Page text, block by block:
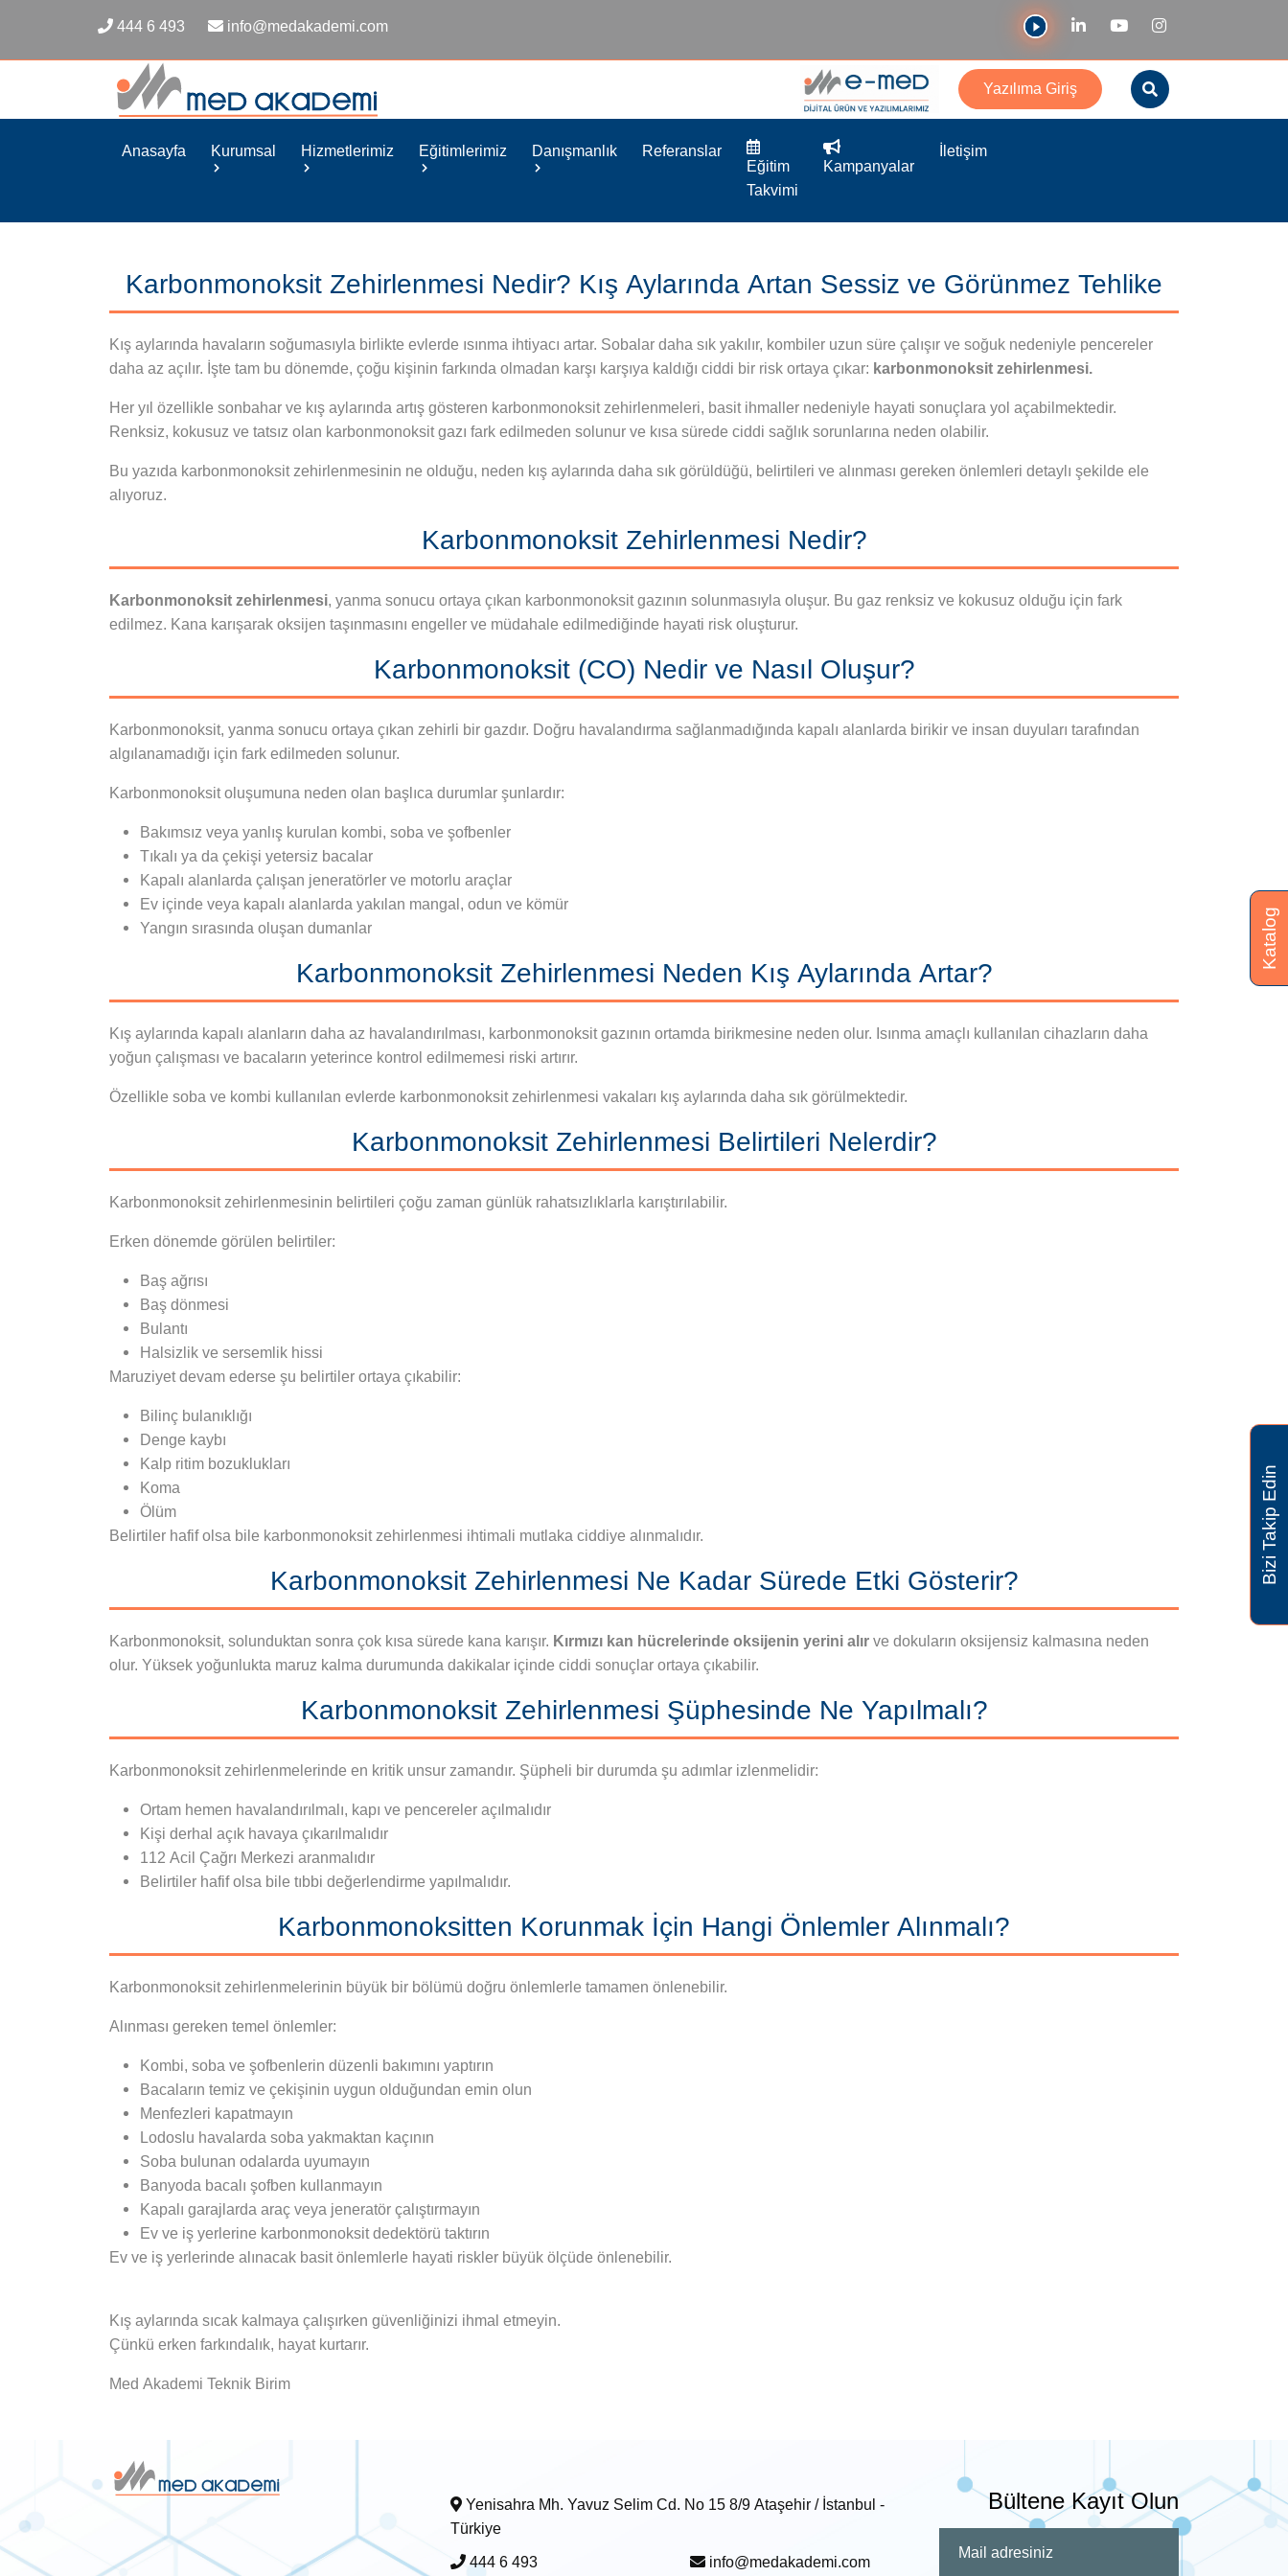
444 6 493 info@medakademi.com
Yazılıma Giriş
Anasayfa Kurumsal Hizmetlerimiz Eğitimlerimiz Danışmanlık
Referanslar
Eğitim
Takvimi
Kampanyalar
İletişim
Karbonmonoksit Zehirlenmesi Nedir? Kış Aylarında Artan Sessiz ve Görünmez Tehlike
Kış aylarında havaların soğumasıyla birlikte evlerde ısınma ihtiyacı artar. Sobalar daha sık yakılır, kombiler uzun süre çalışır ve soğuk nedeniyle pencereler
daha az açılır. İşte tam bu dönemde, çoğu kişinin farkında olmadan karşı karşıya kaldığı ciddi bir risk ortaya çıkar: karbonmonoksit zehirlenmesi.
Her yıl özellikle sonbahar ve kış aylarında artış gösteren karbonmonoksit zehirlenmeleri, basit ihmaller nedeniyle hayati sonuçlara yol açabilmektedir.
Renksiz, kokusuz ve tatsız olan karbonmonoksit gazı fark edilmeden solunur ve kısa sürede ciddi sağlık sorunlarına neden olabilir.
Bu yazıda karbonmonoksit zehirlenmesinin ne olduğu, neden kış aylarında daha sık görüldüğü, belirtileri ve alınması gereken önlemleri detaylı şekilde ele
alıyoruz.
Karbonmonoksit Zehirlenmesi Nedir?
Karbonmonoksit zehirlenmesi, yanma sonucu ortaya çıkan karbonmonoksit gazının solunmasıyla oluşur. Bu gaz renksiz ve kokusuz olduğu için fark
edilmez. Kana karışarak oksijen taşınmasını engeller ve müdahale edilmediğinde hayati risk oluşturur.
Karbonmonoksit (CO) Nedir ve Nasıl Oluşur?
Karbonmonoksit, yanma sonucu ortaya çıkan zehirli bir gazdır. Doğru havalandırma sağlanmadığında kapalı alanlarda birikir ve insan duyuları tarafından
algılanamadığı için fark edilmeden solunur.
Karbonmonoksit oluşumuna neden olan başlıca durumlar şunlardır:
Bakımsız veya yanlış kurulan kombi, soba ve şofbenler
Tıkalı ya da çekişi yetersiz bacalar
Kapalı alanlarda çalışan jeneratörler ve motorlu araçlar
Ev içinde veya kapalı alanlarda yakılan mangal, odun ve kömür
Yangın sırasında oluşan dumanlar
Karbonmonoksit Zehirlenmesi Neden Kış Aylarında Artar?
Kış aylarında kapalı alanların daha az havalandırılması, karbonmonoksit gazının ortamda birikmesine neden olur. Isınma amaçlı kullanılan cihazların daha
yoğun çalışması ve bacaların yeterince kontrol edilmemesi riski artırır.
Özellikle soba ve kombi kullanılan evlerde karbonmonoksit zehirlenmesi vakaları kış aylarında daha sık görülmektedir.
Karbonmonoksit Zehirlenmesi Belirtileri Nelerdir?
Karbonmonoksit zehirlenmesinin belirtileri çoğu zaman günlük rahatsızlıklarla karıştırılabilir.
Erken dönemde görülen belirtiler:
Baş ağrısı
Baş dönmesi
Bulantı
Halsizlik ve sersemlik hissi
Maruziyet devam ederse şu belirtiler ortaya çıkabilir:
Bilinç bulanıklığı
Denge kaybı
Kalp ritim bozuklukları
Koma
Ölüm
Belirtiler hafif olsa bile karbonmonoksit zehirlenmesi ihtimali mutlaka ciddiye alınmalıdır.
Karbonmonoksit Zehirlenmesi Ne Kadar Sürede Etki Gösterir?
Karbonmonoksit, solunduktan sonra çok kısa sürede kana karışır. Kırmızı kan hücrelerinde oksijenin yerini alır ve dokuların oksijensiz kalmasına neden
olur. Yüksek yoğunlukta maruz kalma durumunda dakikalar içinde ciddi sonuçlar ortaya çıkabilir.
Karbonmonoksit Zehirlenmesi Şüphesinde Ne Yapılmalı?
Karbonmonoksit zehirlenmelerinde en kritik unsur zamandır. Şüpheli bir durumda şu adımlar izlenmelidir:
Ortam hemen havalandırılmalı, kapı ve pencereler açılmalıdır
Kişi derhal açık havaya çıkarılmalıdır
112 Acil Çağrı Merkezi aranmalıdır
Belirtiler hafif olsa bile tıbbi değerlendirme yapılmalıdır.
Karbonmonoksitten Korunmak İçin Hangi Önlemler Alınmalı?
Karbonmonoksit zehirlenmelerinin büyük bir bölümü doğru önlemlerle tamamen önlenebilir.
Alınması gereken temel önlemler:
Kombi, soba ve şofbenlerin düzenli bakımını yaptırın
Bacaların temiz ve çekişinin uygun olduğundan emin olun
Menfezleri kapatmayın
Lodoslu havalarda soba yakmaktan kaçının
Soba bulunan odalarda uyumayın
Banyoda bacalı şofben kullanmayın
Kapalı garajlarda araç veya jeneratör çalıştırmayın
Ev ve iş yerlerine karbonmonoksit dedektörü taktırın
Ev ve iş yerlerinde alınacak basit önlemlerle hayati riskler büyük ölçüde önlenebilir.
Kış aylarında sıcak kalmaya çalışırken güvenliğinizi ihmal etmeyin.
Çünkü erken farkındalık, hayat kurtarır.
Med Akademi Teknik Birim
Bizi Takip Edin
Katalog
Yenisahra Mh. Yavuz Selim Cd. No 15 8/9 Ataşehir / İstanbul -
Türkiye
444 6 493
info@medakademi.com
Bültene Kayıt Olun